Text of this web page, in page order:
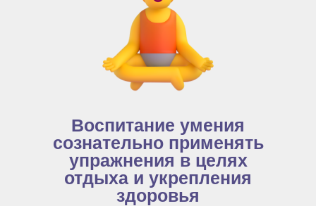
Воспитание умения
сознательно применять
упражнения в целях
отдыха и укрепления
здоровья